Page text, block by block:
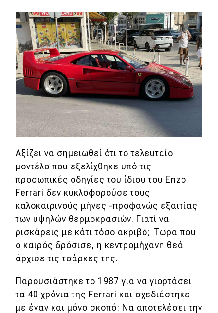
Motorsport
Eco
Νέα
Τεχνολογία
Mobility
Σταθμοί φόρτισης
Classic
Νέα
Παρουσιάσεις
DRIVE Away
MOTO
Μεταχειρισμένο
Αξίζει να σημειωθεί ότι το τελευταίο
μοντέλο που εξελίχθηκε υπό τις
προσωπικές οδηγίες του ίδιου του Enzo
Ferrari δεν κυκλοφορούσε τους
καλοκαιρινούς μήνες -προφανώς εξαιτίας
των υψηλών θερμοκρασιών. Γιατί να
ρισκάρεις με κάτι τόσο ακριβό; Τώρα που
ο καιρός δρόσισε, η κεντρομήχανη θεά
άρχισε τις τσάρκες της.
Παρουσιάστηκε το 1987 για να γιορτάσει
τα 40 χρόνια της Ferrari και σχεδιάστηκε
με έναν και μόνο σκοπό: Να αποτελέσει την